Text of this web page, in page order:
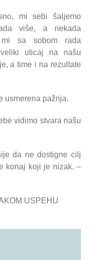
mi sebi šaljemo
više, a nekada
sa sobom rada
uticaj na našu
a time i na rezultate
usmerena pažnja.
vidimo stvara našu
da ne dostigne cilj
konaj koji je nizak. –
USPEHU